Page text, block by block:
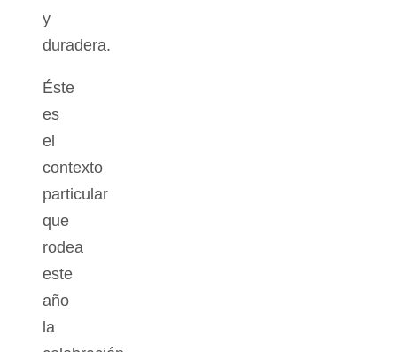
y
duradera.
Éste
es
el
contexto
particular
que
rodea
este
año
la